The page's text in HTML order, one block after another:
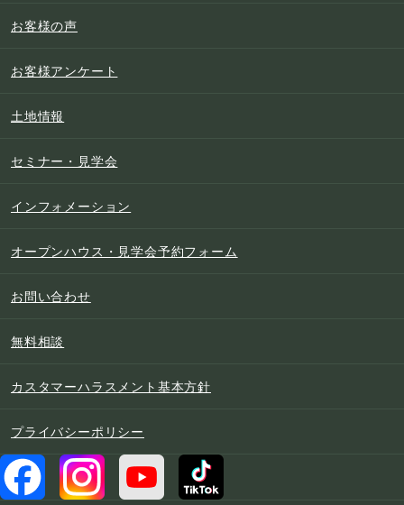
お客様の声
お客様アンケート
土地情報
セミナー・見学会
インフォメーション
オープンハウス・見学会予約フォーム
お問い合わせ
無料相談
カスタマーハラスメント基本方針
プライバシーポリシー